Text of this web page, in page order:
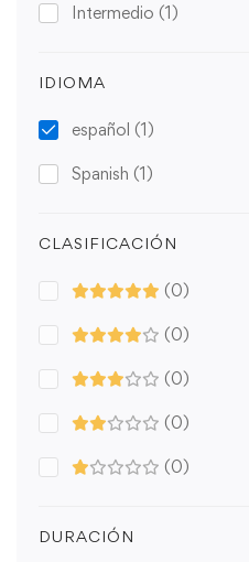
Intermedio (1)
IDIOMA
español (1)
Spanish (1)
CLASIFICACIÓN
(0)
(0)
(0)
(0)
(0)
DURACIÓN